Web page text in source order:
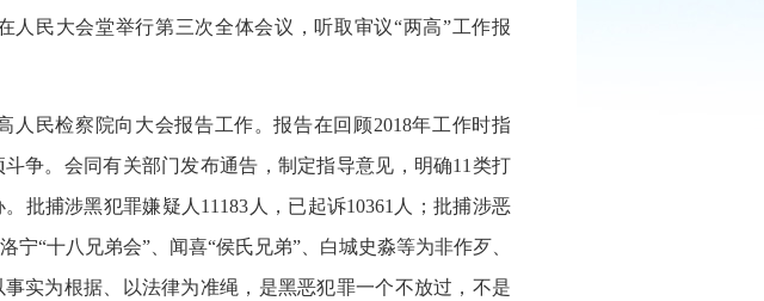
民大会堂举行第三次全体会议，听取审议“两高”工作报
民检察院向大会报告工作。报告在回顾2018年工作时指
争。会同有关部门发布通告，制定指导意见，明确11类打
批捕涉黑犯罪嫌疑人11183人，已起诉10361人；批捕涉恶
宁“十八兄弟会”、闻喜“侯氏兄弟”、白城史淼等为非作歹、
实为根据、以法律为准绳，是黑恶犯罪一个不放过，不是